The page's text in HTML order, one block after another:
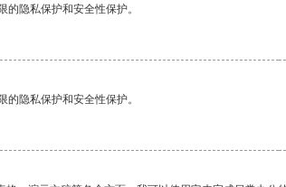
隐私保护和安全性保护。
隐私保护和安全性保护。